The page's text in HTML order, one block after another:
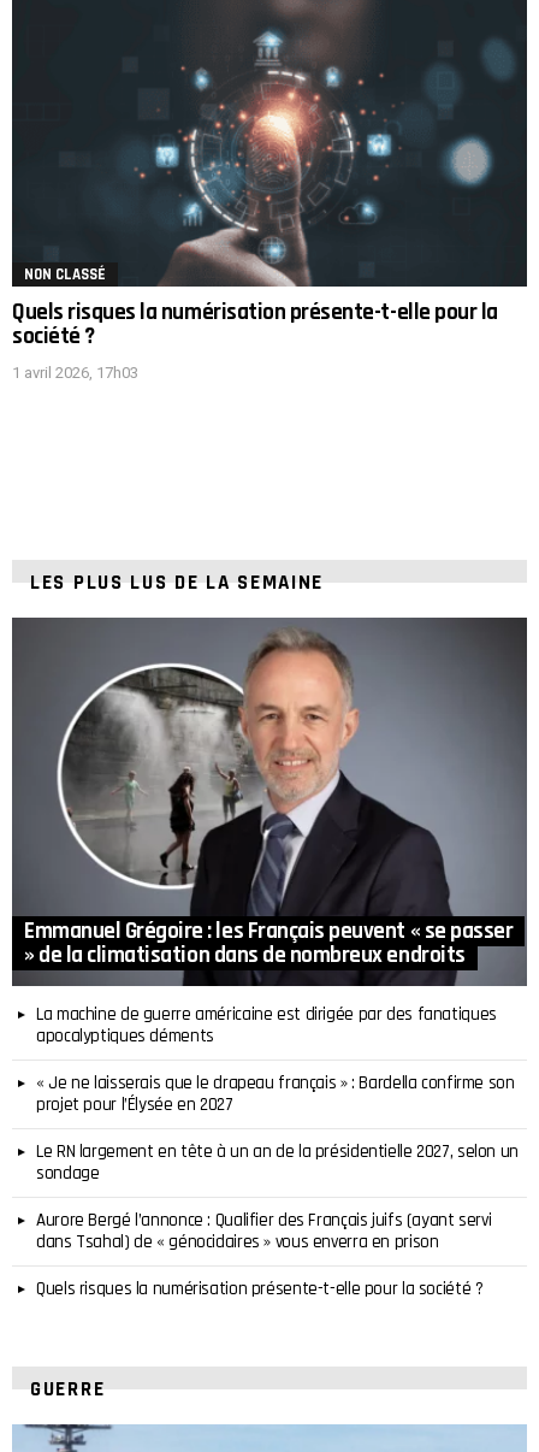
NON CLASSÉ
Quels risques la numérisation présente-t-elle pour la
société ?
1 avril 2026, 17h03
LES PLUS LUS DE LA SEMAINE
Emmanuel Grégoire : les Français peuvent « se passer
» de la climatisation dans de nombreux endroits
La machine de guerre américaine est dirigée par des fanatiques
apocalyptiques déments
« Je ne laisserais que le drapeau français » : Bardella confirme son
projet pour l’Élysée en 2027
Le RN largement en tête à un an de la présidentielle 2027, selon un
sondage
Aurore Bergé l’annonce : Qualifier des Français juifs (ayant servi
dans Tsahal) de « génocidaires » vous enverra en prison
Quels risques la numérisation présente-t-elle pour la société ?
GUERRE